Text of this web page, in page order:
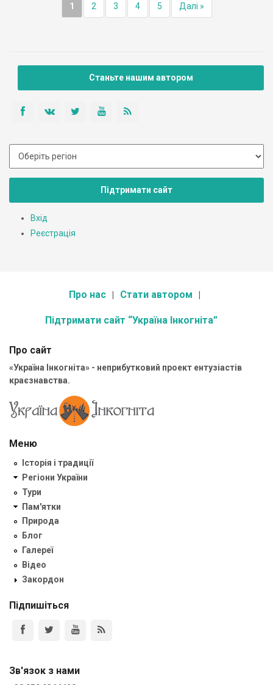
1 2 3 4 5 Далі »
Станьте нашим автором
Підтримати сайт
Вхід
Реєстрація
Про нас Стати автором
Підтримати сайт “Україна Інкогніта”
Про сайт
«Україна Інкогніта» - неприбутковий проект ентузіастів
краєзнавства.
Меню
Історія і традиції
Регіони України
Тури
Пам'ятки
Природа
Блог
Галереї
Відео
Закордон
Підпишіться
Зв'язок з нами